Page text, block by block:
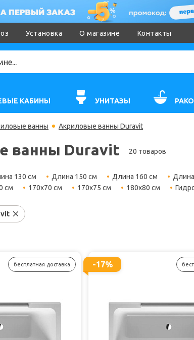
Установка О магазине Контакты
КАБИНЫ УНИТАЗЫ
ванны Акриловые ванны Duravit
ванны Duravit 20 товаров
130 см Длина 150 см Длина 160 см
см 170х70 см 170х75 см 180х80 см
бесплатная доставка -17%